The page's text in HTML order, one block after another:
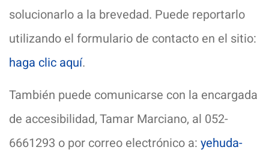
solucionarlo a la brevedad. Puede reportarlo
utilizando el formulario de contacto en el sitio:
haga clic aquí.
También puede comunicarse con la encargada
de accesibilidad, Tamar Marciano, al 052-
6661293 o por correo electrónico a: yehuda-